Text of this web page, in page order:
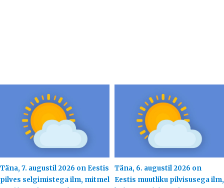
Täna, 7. augustil 2026 on Eestis
pilves selgimistega ilm, mitmel
Täna, 6. augustil 2026 on
Eestis muutliku pilvisusega ilm,